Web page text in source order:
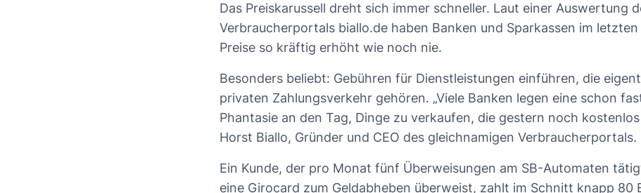
Das Preiskarussell dreht sich immer schneller. Laut einer Auswertung
Verbraucherportals biallo.de haben Banken und Sparkassen im
Preise so kräftig erhöht wie noch nie.
Besonders beliebt: Gebühren für Dienstleistungen einführen, die
privaten Zahlungsverkehr gehören. „Viele Banken legen eine schon
Phantasie an den Tag, Dinge zu verkaufen, die gestern noch kostenlos
Horst Biallo, Gründer und CEO des gleichnamigen Verbraucherportals.
Ein Kunde, der pro Monat fünf Überweisungen am SB-Automaten
eine Girocard zum Geldabheben überweist, zahlt im Schnitt knapp 80